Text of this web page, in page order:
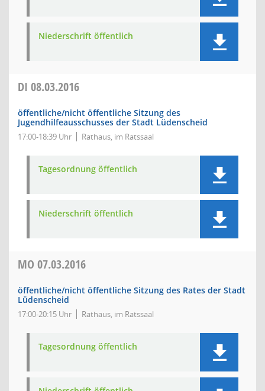
Niederschrift öffentlich
DI 08.03.2016
öffentliche/nicht öffentliche Sitzung des
Jugendhilfeausschusses der Stadt Lüdenscheid
17:00-18:39 Uhr Rathaus, im Ratssaal
Tagesordnung öffentlich
Niederschrift öffentlich
MO 07.03.2016
öffentliche/nicht öffentliche Sitzung des Rates der Stadt
Lüdenscheid
17:00-20:15 Uhr Rathaus, im Ratssaal
Tagesordnung öffentlich